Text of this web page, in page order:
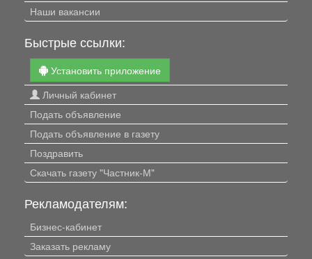
Наши вакансии
Быстрые ссылки:
Установить приложение
Личный кабинет
Подать объявление
Подать объявление в газету
Поздравить
Скачать газету "Частник-М"
Рекламодателям:
Бизнес-кабинет
Заказать рекламу